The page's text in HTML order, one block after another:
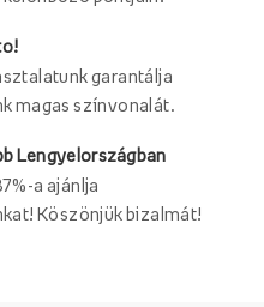
garantálja
magas színvonalát.
Lengyelországban
a ajánlja
Köszönjük bizalmát!